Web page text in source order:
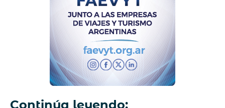
Continúa leyendo: